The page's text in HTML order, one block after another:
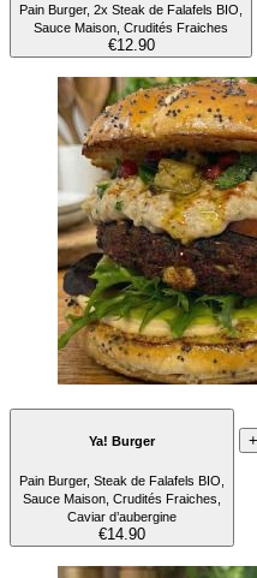
Pain Burger, 2x Steak de Falafels BIO,
Sauce Maison, Crudités Fraiches
€12.90
Ya! Burger
Pain Burger, Steak de Falafels BIO,
Sauce Maison, Crudités Fraiches,
Caviar d’aubergine
€14.90
+